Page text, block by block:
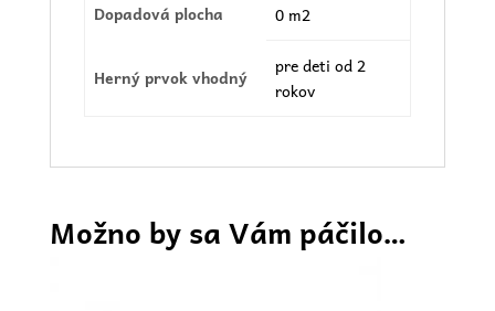
Dopadová plocha 0 m2
Herný prvok vhodný
pre deti od 2
rokov
Možno by sa Vám páčilo…